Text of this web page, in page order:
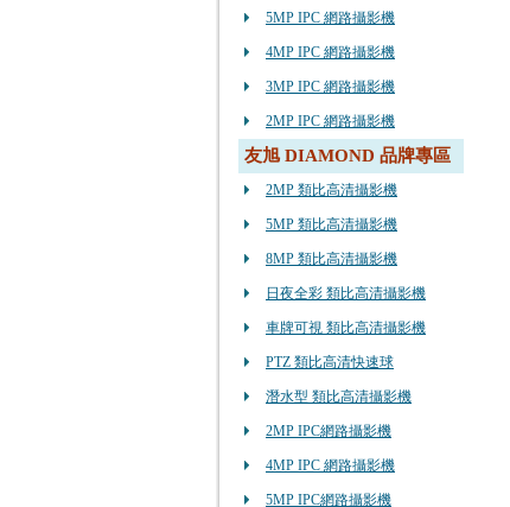
5MP IPC 網路攝影機
4MP IPC 網路攝影機
3MP IPC 網路攝影機
2MP IPC 網路攝影機
友旭 DIAMOND 品牌專區
2MP 類比高清攝影機
5MP 類比高清攝影機
8MP 類比高清攝影機
日夜全彩 類比高清攝影機
車牌可視 類比高清攝影機
PTZ 類比高清快速球
潛水型 類比高清攝影機
2MP IPC網路攝影機
4MP IPC 網路攝影機
5MP IPC網路攝影機